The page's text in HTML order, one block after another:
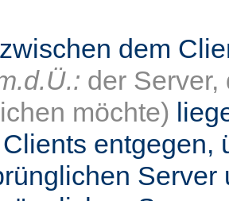
dem
der
möchte)
entgegen,
Server